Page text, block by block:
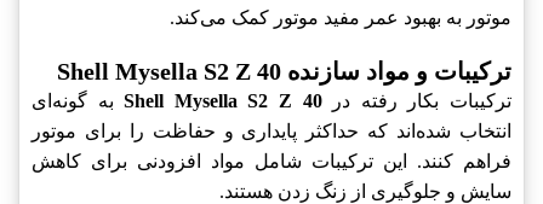
موتور به بهبود عمر مفید موتور کمک می‌کند.
ترکیبات و مواد سازنده Shell Mysella S2 Z 40
ترکیبات بکار رفته درShell Mysella S2 Z 40به گونه‌ای
انتخاب شده‌اند که حداکثر پایداری و حفاظت را برای موتور
فراهم کنند. این ترکیبات شامل مواد افزودنی برای کاهش
سایش و جلوگیری از زنگ زدن هستند.